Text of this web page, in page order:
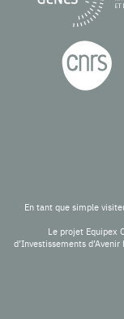
En tant que simple
Le projet Equipex
d’Investissements